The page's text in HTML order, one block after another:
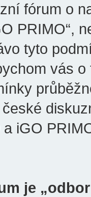
fórum o
PRIMO“,
tyto
vás
iGO
je